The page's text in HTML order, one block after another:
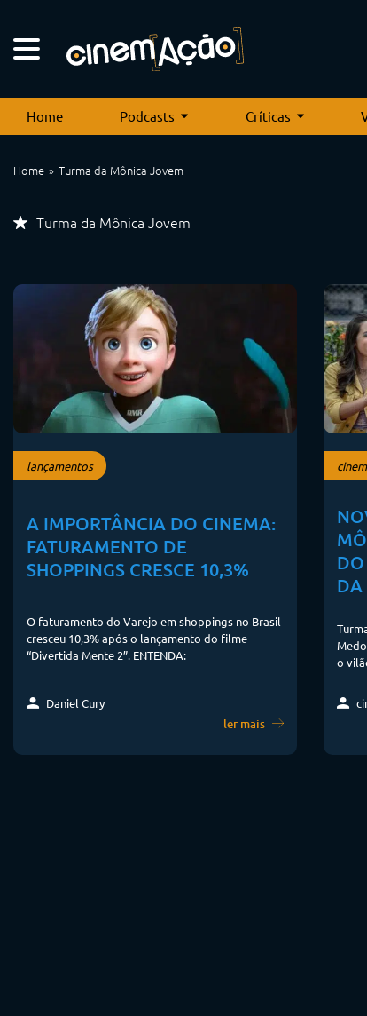
Home Podcasts Críticas
Home Turma da Mônica Jovem
Turma da Mônica Jovem
lançamentos
A IMPORTÂNCIA DO CINEMA:
FATURAMENTO DE
SHOPPINGS CRESCE 10,3%
O faturamento do Varejo em shoppings no Brasil
cresceu 10,3% após o lançamento do filme
“Divertida Mente 2”. ENTENDA:
Daniel Cury
ler mais
DA
o